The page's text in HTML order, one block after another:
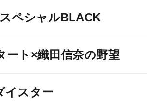
ペシャルBLACK
ート×織田信奈の野望
イスター